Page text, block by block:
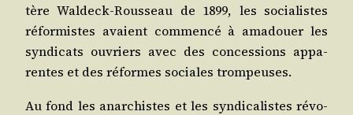
tère Wal­deck-Rous­seau de 1899, les socia­listes
réfor­mistes avaient com­men­cé à ama­douer les
syn­di­cats ouvriers avec des conces­sions appa­
rentes et des réformes sociales trompeuses.
Au fond les anar­chistes et les syn­di­ca­listes révo­